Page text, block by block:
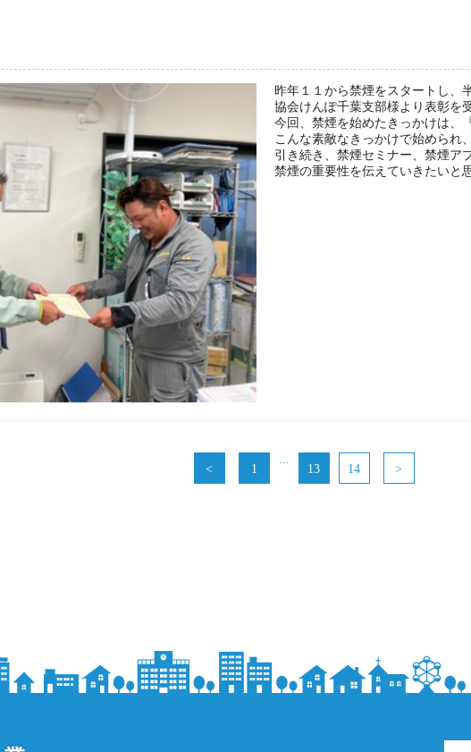
昨年１１から禁煙をスタートし、
協会けんぽ千葉支部様より表彰を
今回、禁煙を始めたきっかけは、
こんな素敵なきっかけで始められ
引き続き、禁煙セミナー、禁煙ア
禁煙の重要性を伝えていきたいと
< 1 13 14 >